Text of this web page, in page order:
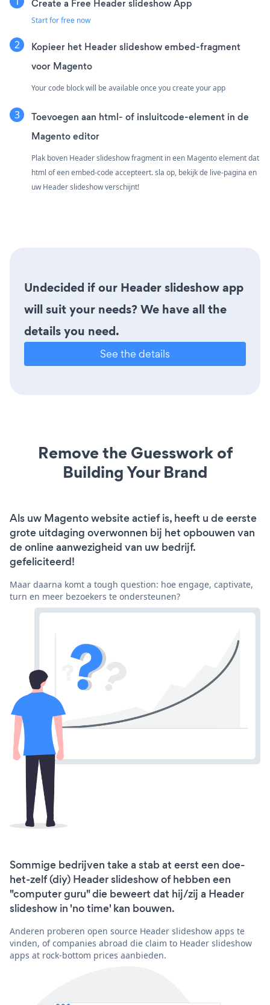
Create a Free Header slideshow App
Start for free now
Kopieer het Header slideshow embed-fragment
voor Magento
Your code block will be available once you create your app
Toevoegen aan html- of insluitcode-element in de
Magento editor
Plak boven Header slideshow fragment in een Magento element dat
html of een embed-code accepteert. sla op, bekijk de live-pagina en
uw Header slideshow verschijnt!
Undecided if our Header slideshow app
will suit your needs? We have all the
details you need.
See the details
Remove the Guesswork of
Building Your Brand
Als uw Magento website actief is, heeft u de eerste
grote uitdaging overwonnen bij het opbouwen van
de online aanwezigheid van uw bedrijf.
gefeliciteerd!
Maar daarna komt a tough question: hoe engage, captivate,
turn en meer bezoekers te ondersteunen?
Sommige bedrijven take a stab at eerst een doe-
het-zelf (diy) Header slideshow of hebben een
"computer guru" die beweert dat hij/zij a Header
slideshow in 'no time' kan bouwen.
Anderen proberen open source Header slideshow apps te
vinden, of companies abroad die claim to Header slideshow
apps at rock-bottom prices aanbieden.